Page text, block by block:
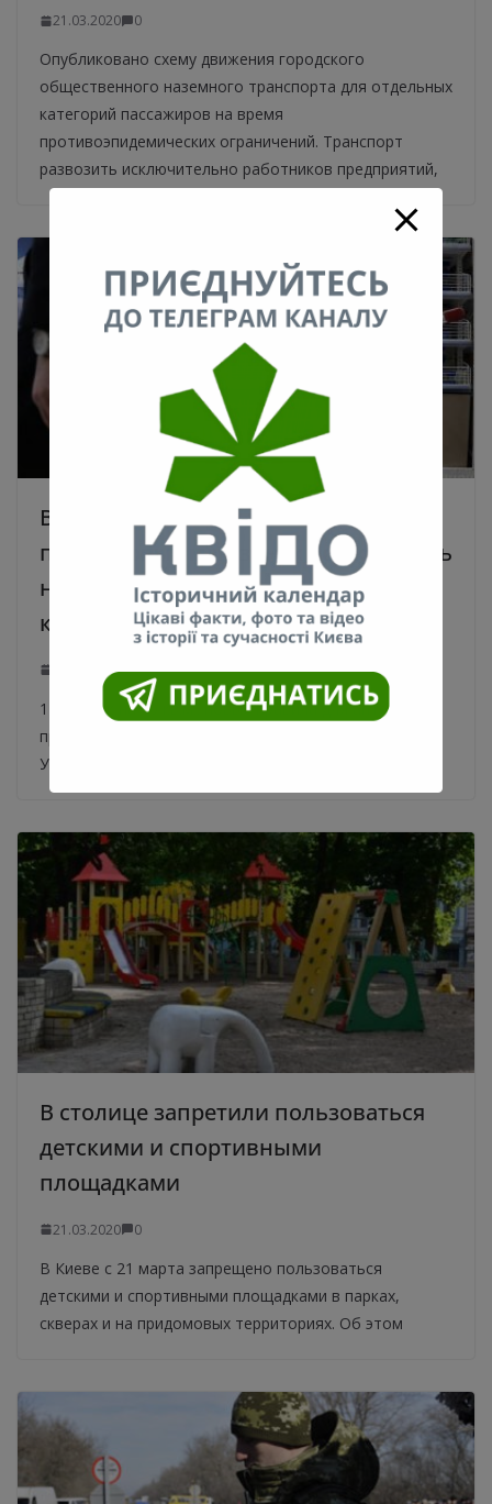
21.03.2020 0
Опубликовано схему движения городского
общественного наземного транспорта для отдельных
категорий пассажиров на время
противоэпидемических ограничений. Транспорт
развозить исключительно работников предприятий,
В Киеве с 25 марта в аптеках и
продуктовых магазинах должно быть
не более 1 человека на 10
квадратных метров
21.03.2020 0
1 человек на 10 кв.м.: новые правила для аптек и
продуктовых магазинов Киева. Об этом сообщает
Украинская правда со ссылкой
В столице запретили пользоваться
детскими и спортивными
площадками
21.03.2020 0
В Киеве с 21 марта запрещено пользоваться
детскими и спортивными площадками в парках,
скверах и на придомовых территориях. Об этом